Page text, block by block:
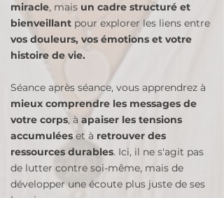
miracle, mais un cadre structuré et
bienveillant pour explorer les liens entre
vos douleurs, vos émotions et votre
histoire de vie.
Séance après séance, vous apprendrez à
mieux comprendre les messages de
votre corps, à apaiser les tensions
accumulées et à retrouver des
ressources durables. Ici, il ne s'agit pas
de lutter contre soi-même, mais de
développer une écoute plus juste de ses